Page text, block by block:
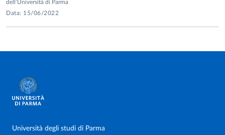
dell’Università di Parma
Data: 15/06/2022
Università degli studi di Parma